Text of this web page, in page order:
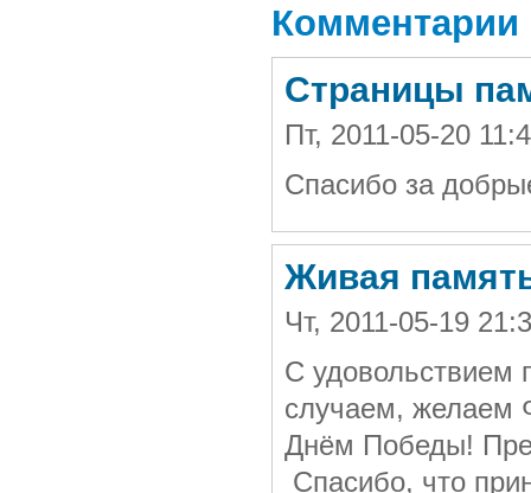
Комментарии
Страницы
Пт, 2011-05-20
Спасибо за
Живая
Чт, 2011-05-19
С удовольствием
случаем, желаем
Днём Победы!
Спасибо, что